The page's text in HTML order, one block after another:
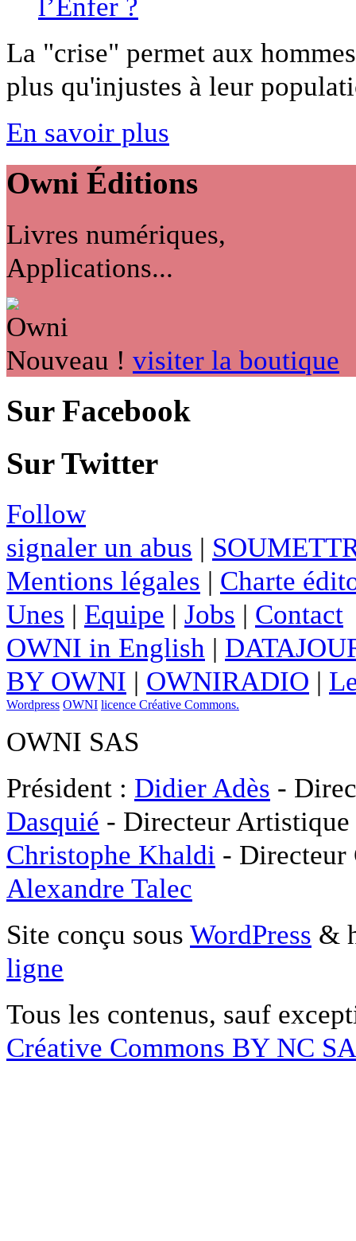
La "crise" permet aux
plus qu'injustes à leur
En savoir plus
Owni Éditions
Livres numériques,
Applications...
Nouveau ! visiter la boutique
Sur Facebook
Sur Twitter
Follow
signaler un abus |
Mentions légales | Charte
Unes | Equipe | Jobs | Contact
OWNI in English |
BY OWNI | OWNIRADIO |
Wordpress OWNI licence Créative Commons.
OWNI SAS
Président : Didier Adès -
Dasquié - Directeur
Christophe Khaldi -
Alexandre Talec
Site conçu sous WordPress &
ligne
Tous les contenus, sauf
Créative Commons BY NC SA